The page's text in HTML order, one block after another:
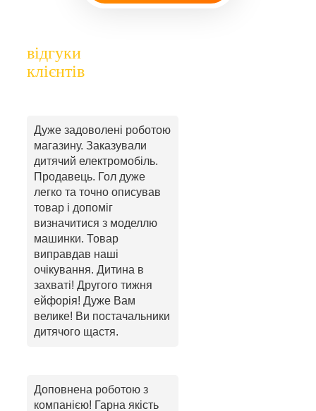
відгуки
клієнтів
Дуже задоволені роботою
магазину. Заказували
дитячий електромобіль.
Продавець. Гол дуже
легко та точно описував
товар і допоміг
визначитися з моделлю
машинки. Товар
виправдав наші
очікування. Дитина в
захваті! Другого тижня
ейфорія! Дуже Вам
велике! Ви постачальники
дитячого щастя.
Доповнена роботою з
компанією! Гарна якість